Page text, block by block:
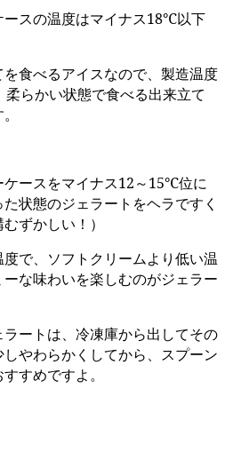
ースの温度はマイナス18℃以下
食べるアイスなので、製造温度
らかい状態で食べる出来立て
ケースをマイナス12～15℃位に
状態のジェラートをヘラですく
ずかしい！）
で、ソフトクリームより低い温
な味わいを楽しむのがジェラー
ートは、冷凍庫から出してその
やわらかくしてから、スプーン
すめですよ。